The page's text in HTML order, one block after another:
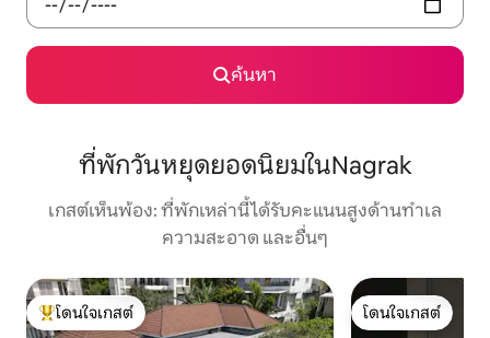
ค้นหา
ที่พักวันหยุดยอดนิยมในNagrak
เกสต์เห็นพ้อง: ที่พักเหล่านี้ได้รับคะแนนสูงด้านทำเล
ความสะอาด และอื่นๆ
โดนใจเกสต์ที่สุด
โดนใจเกสต์
โดนใจเกสต์
โดนใจเกสต์